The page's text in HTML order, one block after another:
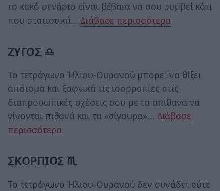
το κακό σενάριο είναι βέβαια να σου συμβεί κάτι
που στατιστικά... Διάβασε περισσότερα
ΖΥΓΟΣ ♎
Το τετράγωνο Ήλιου-Ουρανού μπορεί να θίξει
απότομα και ξαφνικά τις ισορροπίες στις
διαπροσωπικές σχέσεις σου με τα απίθανα να
γίνονται πιθανά και τα «σίγουρα»... Διάβασε
περισσότερα
ΣΚΟΡΠΙΟΣ ♏
Το τετράγωνο Ήλιου-Ουρανού δεν συνάδει ούτε